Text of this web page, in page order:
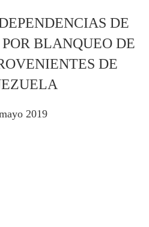
DE
BLANQUEO DE
DE
2019